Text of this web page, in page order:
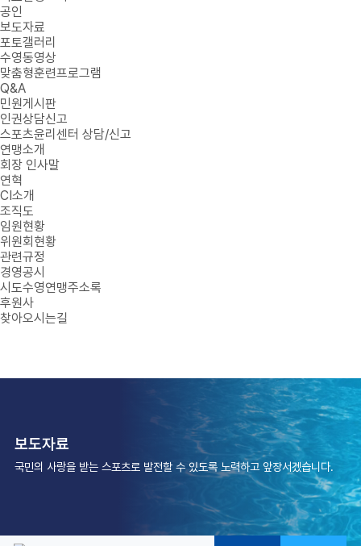
공인
보도자료
포토갤러리
수영동영상
맞춤형훈련프로그램
Q&A
민원게시판
인권상담신고
스포츠윤리센터 상담/신고
연맹소개
회장 인사말
연혁
CI소개
조직도
임원현황
위원회현황
관련규정
경영공시
시도수영연맹주소록
후원사
찾아오시는길
보도자료
국민의 사랑을 받는 스포츠로 발전할 수 있도록 노력하고 앞장서겠습니다.